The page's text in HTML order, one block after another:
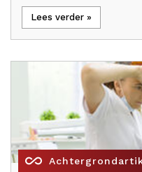
Lees verder »
all_inclusive